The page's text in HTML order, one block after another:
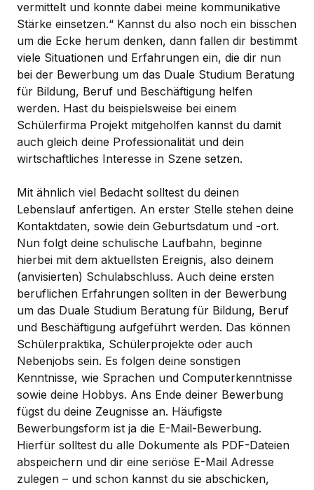
vermittelt und konnte dabei meine kommunikative
Stärke einsetzen.“ Kannst du also noch ein bisschen
um die Ecke herum denken, dann fallen dir bestimmt
viele Situationen und Erfahrungen ein, die dir nun
bei der Bewerbung um das Duale Studium Beratung
für Bildung, Beruf und Beschäftigung helfen
werden. Hast du beispielsweise bei einem
Schülerfirma Projekt mitgeholfen kannst du damit
auch gleich deine Professionalität und dein
wirtschaftliches Interesse in Szene setzen.
Mit ähnlich viel Bedacht solltest du deinen
Lebenslauf anfertigen. An erster Stelle stehen deine
Kontaktdaten, sowie dein Geburtsdatum und -ort.
Nun folgt deine schulische Laufbahn, beginne
hierbei mit dem aktuellsten Ereignis, also deinem
(anvisierten) Schulabschluss. Auch deine ersten
beruflichen Erfahrungen sollten in der Bewerbung
um das Duale Studium Beratung für Bildung, Beruf
und Beschäftigung aufgeführt werden. Das können
Schülerpraktika, Schülerprojekte oder auch
Nebenjobs sein. Es folgen deine sonstigen
Kenntnisse, wie Sprachen und Computerkenntnisse
sowie deine Hobbys. Ans Ende deiner Bewerbung
fügst du deine Zeugnisse an. Häufigste
Bewerbungsform ist ja die E-Mail-Bewerbung.
Hierfür solltest du alle Dokumente als PDF-Dateien
abspeichern und dir eine seriöse E-Mail Adresse
zulegen – und schon kannst du sie abschicken,